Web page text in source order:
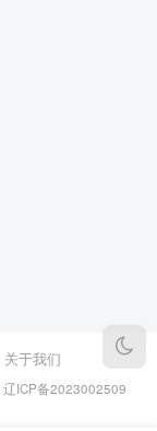
关于我们
辽ICP备2023002509